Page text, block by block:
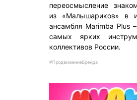
переосмысление
из «Малышариков» в
ансамбля Marimba Plus
самых ярких
коллективов России.
#ПродвижениеБренда